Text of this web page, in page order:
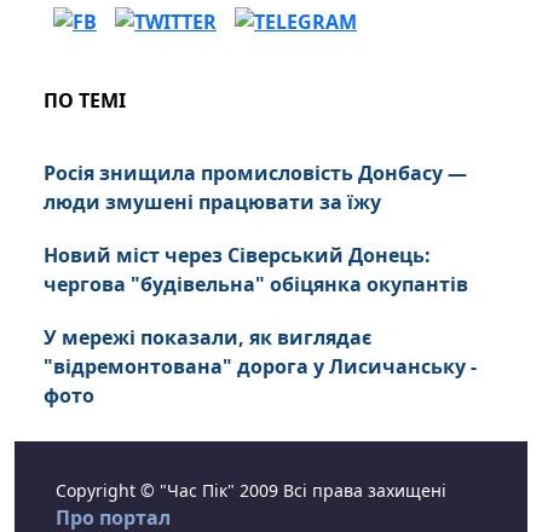
ПО ТЕМІ
Росія знищила промисловість Донбасу —
люди змушені працювати за їжу
Новий міст через Сіверський Донець:
чергова "будівельна" обіцянка окупантів
У мережі показали, як виглядає
"відремонтована" дорога у Лисичанську -
фото
Copyright © "Час Пік" 2009 Всі права захищені
Про портал